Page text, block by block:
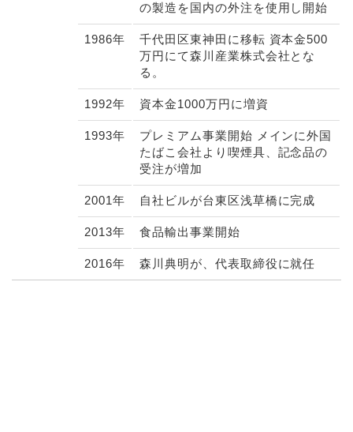
の製造を国内の外注を使用し開始
1986年
千代田区東神田に移転 資本金500
万円にて森川産業株式会社とな
る。
1992年 資本金1000万円に増資
1993年
プレミアム事業開始 メインに外国
たばこ会社より喫煙具、記念品の
受注が増加
2001年 自社ビルが台東区浅草橋に完成
2013年 食品輸出事業開始
2016年 森川典明が、代表取締役に就任